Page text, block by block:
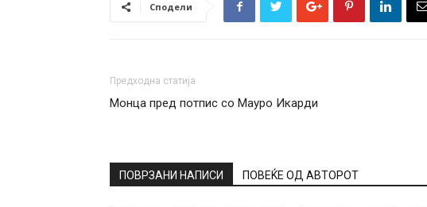
Сподели
Предходна статија
Монца пред потпис со Мауро Икарди
ПОВРЗАНИ НАПИСИ ПОВЕЌЕ ОД АВТОРОТ